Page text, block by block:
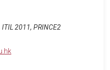
2011, PRINCE2